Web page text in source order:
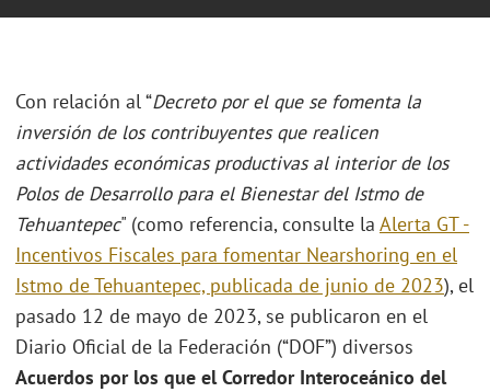
Con relación al “Decreto por el que se fomenta la
inversión de los contribuyentes que realicen
actividades económicas productivas al interior de los
Polos de Desarrollo para el Bienestar del Istmo de
Tehuantepec" (como referencia, consulte la Alerta GT -
Incentivos Fiscales para fomentar Nearshoring en el
Istmo de Tehuantepec, publicada de junio de 2023), el
pasado 12 de mayo de 2023, se publicaron en el
Diario Oficial de la Federación (“DOF”) diversos
Acuerdos por los que el Corredor Interoceánico del